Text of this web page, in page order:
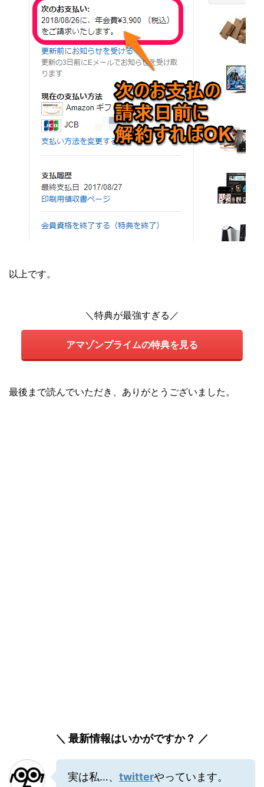
以上です。
＼特典が最強すぎる／
アマゾンプライムの特典を見る
最後まで読んでいただき、ありがとうございました。
＼ 最新情報はいかがですか？ ／
実は私…、 twitterやっています。